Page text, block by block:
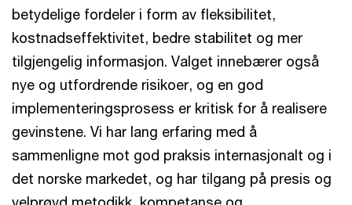
betydelige fordeler i form av fleksibilitet,
kostnadseffektivitet, bedre stabilitet og mer
tilgjengelig informasjon. Valget innebærer også
nye og utfordrende risikoer, og en god
implementeringsprosess er kritisk for å realisere
gevinstene. Vi har lang erfaring med å
sammenligne mot god praksis internasjonalt og i
det norske markedet, og har tilgang på presis og